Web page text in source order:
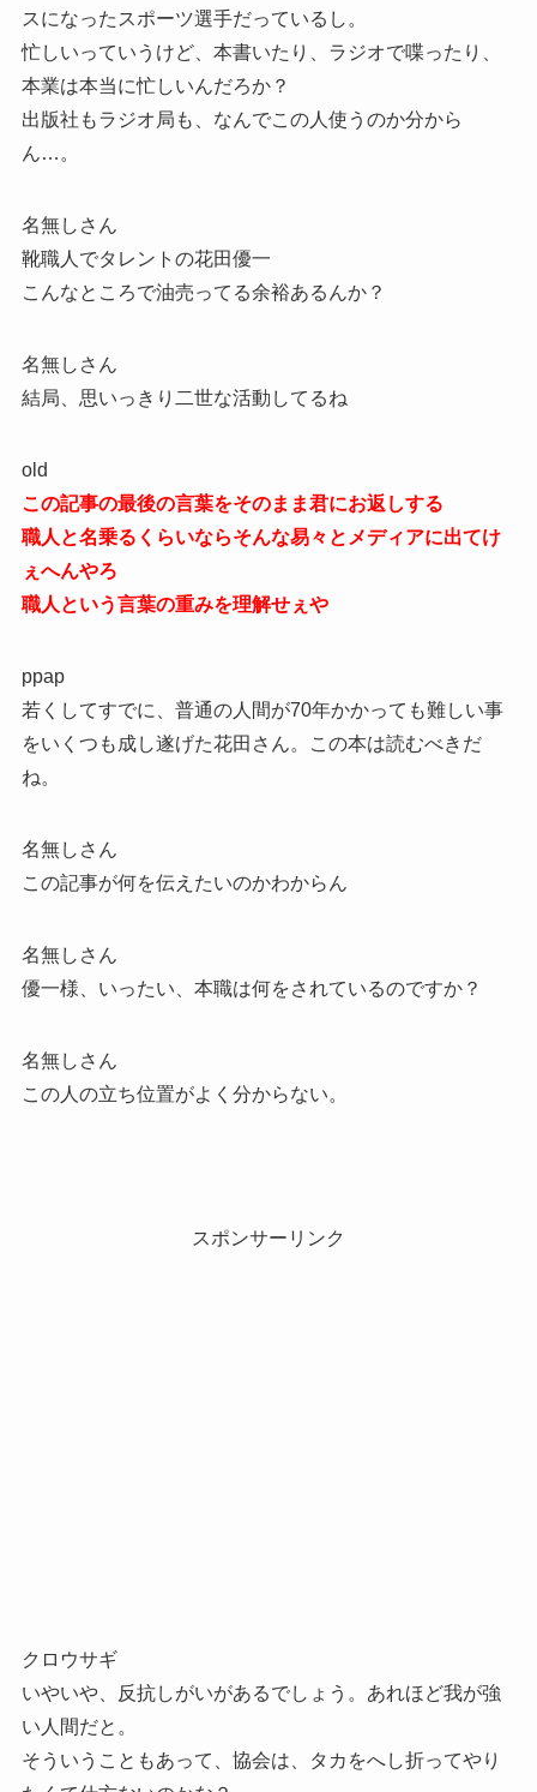
スになったスポーツ選手だっているし。
忙しいっていうけど、本書いたり、ラジオで喋ったり、
本業は本当に忙しいんだろか？
出版社もラジオ局も、なんでこの人使うのか分から
ん…。
名無しさん
靴職人でタレントの花田優一
こんなところで油売ってる余裕あるんか？
名無しさん
結局、思いっきり二世な活動してるね
old
この記事の最後の言葉をそのまま君にお返しする
職人と名乗るくらいならそんな易々とメディアに出てけ
ぇへんやろ
職人という言葉の重みを理解せぇや
ppap
若くしてすでに、普通の人間が70年かかっても難しい事
をいくつも成し遂げた花田さん。この本は読むべきだ
ね。
名無しさん
この記事が何を伝えたいのかわからん
名無しさん
優一様、いったい、本職は何をされているのですか？
名無しさん
この人の立ち位置がよく分からない。
スポンサーリンク
クロウサギ
いやいや、反抗しがいがあるでしょう。あれほど我が強
い人間だと。
そういうこともあって、協会は、タカをへし折ってやり